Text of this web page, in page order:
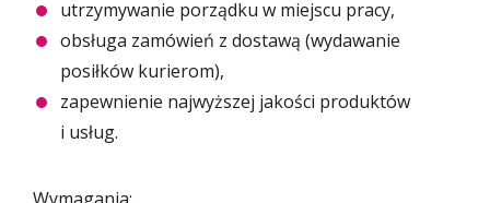
utrzymywanie porządku w miejscu pracy,
obsługa zamówień z dostawą (wydawanie
posiłków kurierom),
zapewnienie najwyższej jakości produktów
i usług.